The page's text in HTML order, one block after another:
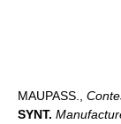
MAUPASS.,
SYNT.